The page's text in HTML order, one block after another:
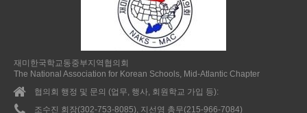
재미한국학교동중부지역협의회
The National Association for Korean Schools, Mid-Atlantic Chapter
협의회 행정 및 문의 (업무, 행사, 회원학교 가입 등):
조수진 회장(302-753-8085), 지선영 총무(215-966-7084)